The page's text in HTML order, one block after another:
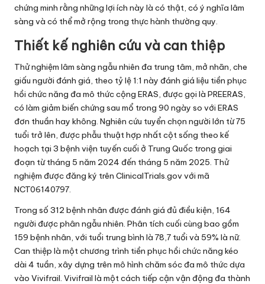
chứng minh rằng những lợi ích này là có thật, có ý nghĩa lâm
sàng và có thể mở rộng trong thực hành thường quy.
Thiết kế nghiên cứu và can thiệp
Thử nghiệm lâm sàng ngẫu nhiên đa trung tâm, mở nhãn, che
giấu người đánh giá, theo tỷ lệ 1:1 này đánh giá liệu tiền phục
hồi chức năng đa mô thức cộng ERAS, được gọi là PREERAS,
có làm giảm biến chứng sau mổ trong 90 ngày so với ERAS
đơn thuần hay không. Nghiên cứu tuyển chọn người lớn từ 75
tuổi trở lên, được phẫu thuật hợp nhất cột sống theo kế
hoạch tại 3 bệnh viện tuyến cuối ở Trung Quốc trong giai
đoạn từ tháng 5 năm 2024 đến tháng 5 năm 2025. Thử
nghiệm được đăng ký trên ClinicalTrials.gov với mã
NCT06140797.
Trong số 312 bệnh nhân được đánh giá đủ điều kiện, 164
người được phân ngẫu nhiên. Phân tích cuối cùng bao gồm
159 bệnh nhân, với tuổi trung bình là 78,7 tuổi và 59% là nữ.
Can thiệp là một chương trình tiền phục hồi chức năng kéo
dài 4 tuần, xây dựng trên mô hình chăm sóc đa mô thức dựa
vào Vivifrail. Vivifrail là một cách tiếp cận vận động đa thành